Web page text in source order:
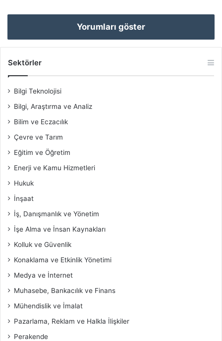
Yorumları göster
Sektörler
Bilgi Teknolojisi
Bilgi, Araştırma ve Analiz
Bilim ve Eczacılık
Çevre ve Tarım
Eğitim ve Öğretim
Enerji ve Kamu Hizmetleri
Hukuk
İnşaat
İş, Danışmanlık ve Yönetim
İşe Alma ve İnsan Kaynakları
Kolluk ve Güvenlik
Konaklama ve Etkinlik Yönetimi
Medya ve İnternet
Muhasebe, Bankacılık ve Finans
Mühendislik ve İmalat
Pazarlama, Reklam ve Halkla İlişkiler
Perakende